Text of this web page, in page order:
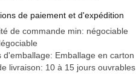
de paiement et d'expédition
de commande min: négociable
d'emballage: Emballage en carton
livraison: 10 à 15 jours ouvrables